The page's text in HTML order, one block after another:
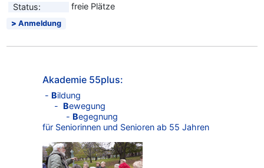
Akademie 55plus:
- Bildung
- Bewegung
- Begegnung
für Seniorinnen und Senioren ab 55 Jahren
Status:
freie Plätze
Anmeldung